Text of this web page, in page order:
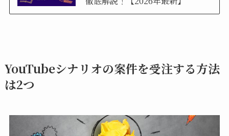
YouTubeシナリオの案件を受注する方法
は2つ